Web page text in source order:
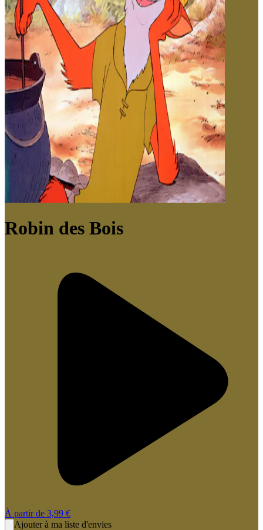
Robin des Bois
À partir de 3,99 €
Ajouter à ma liste d'envies